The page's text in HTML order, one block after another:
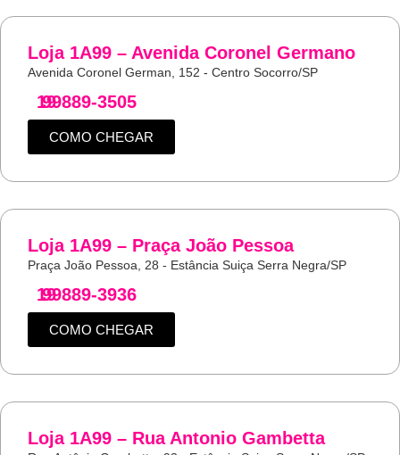
Loja 1A99 – Avenida Coronel Germano
Avenida Coronel German, 152 - Centro Socorro/SP
19
99889-3505
COMO CHEGAR
Loja 1A99 – Praça João Pessoa
Praça João Pessoa, 28 - Estância Suiça Serra Negra/SP
19
99889-3936
COMO CHEGAR
Loja 1A99 – Rua Antonio Gambetta